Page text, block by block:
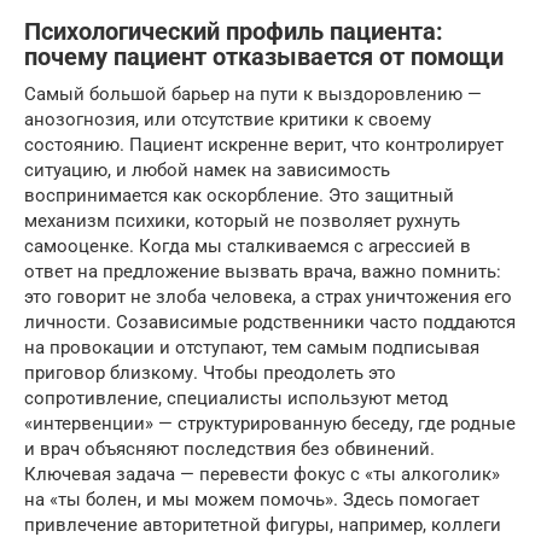
Психологический профиль пациента:
почему пациент отказывается от помощи
Самый большой барьер на пути к выздоровлению —
анозогнозия, или отсутствие критики к своему
состоянию. Пациент искренне верит, что контролирует
ситуацию, и любой намек на зависимость
воспринимается как оскорбление. Это защитный
механизм психики, который не позволяет рухнуть
самооценке. Когда мы сталкиваемся с агрессией в
ответ на предложение вызвать врача, важно помнить:
это говорит не злоба человека, а страх уничтожения его
личности. Созависимые родственники часто поддаются
на провокации и отступают, тем самым подписывая
приговор близкому. Чтобы преодолеть это
сопротивление, специалисты используют метод
«интервенции» — структурированную беседу, где родные
и врач объясняют последствия без обвинений.
Ключевая задача — перевести фокус с «ты алкоголик»
на «ты болен, и мы можем помочь». Здесь помогает
привлечение авторитетной фигуры, например, коллеги